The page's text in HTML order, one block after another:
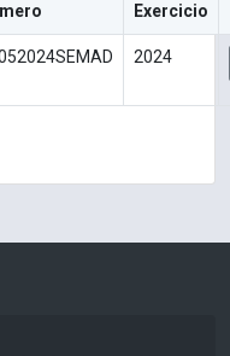
Exercicio
2024